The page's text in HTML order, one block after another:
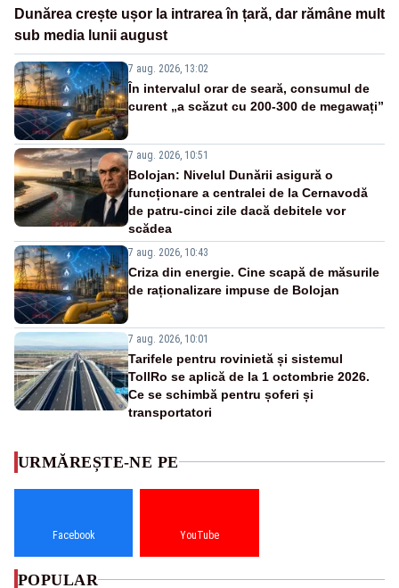
Dunărea crește ușor la intrarea în țară, dar rămâne mult
sub media lunii august
7 aug. 2026, 13:02
În intervalul orar de seară, consumul de
curent „a scăzut cu 200-300 de megawați”
7 aug. 2026, 10:51
Bolojan: Nivelul Dunării asigură o
funcționare a centralei de la Cernavodă
de patru-cinci zile dacă debitele vor
scădea
7 aug. 2026, 10:43
Criza din energie. Cine scapă de măsurile
de raționalizare impuse de Bolojan
7 aug. 2026, 10:01
Tarifele pentru rovinietă și sistemul
TollRo se aplică de la 1 octombrie 2026.
Ce se schimbă pentru șoferi și
transportatori
URMĂREȘTE-NE PE
Facebook YouTube
POPULAR